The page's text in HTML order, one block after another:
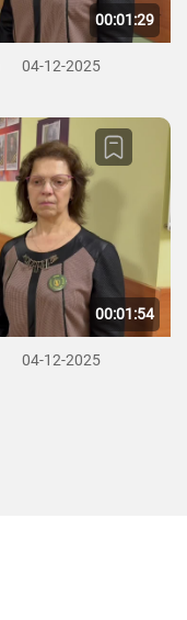
00:01:29
04-12-2025
00:01:54
04-12-2025